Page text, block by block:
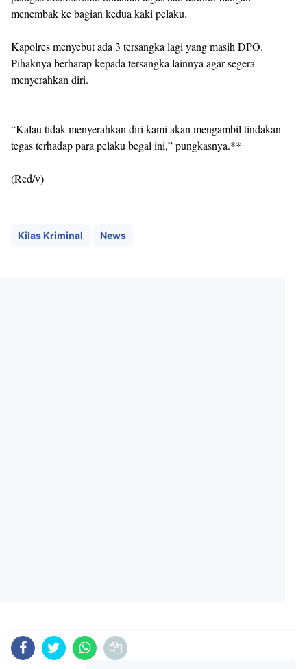
menembak ke bagian kedua kaki pelaku.
Kapolres menyebut ada 3 tersangka lagi yang masih DPO.
Pihaknya berharap kepada tersangka lainnya agar segera
menyerahkan diri.
“Kalau tidak menyerahkan diri kami akan mengambil tindakan
tegas terhadap para pelaku begal ini,” pungkasnya.**
(Red/v)
Kilas Kriminal News